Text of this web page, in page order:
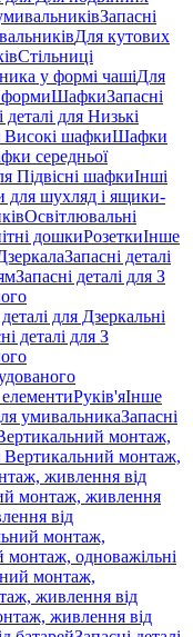
Запасні
Для кутових
Стільниці
у формі чашіДля
формиШафкиЗапасні
деталі для Низькі
Високі шафкиШафки
середньої
Підвісні шафкиІнші
для шухляд і ящики-
Освітлювальні
дошкиРозеткиІнше
Запасні деталі
Запасні деталі для З
для Дзеркальні
деталі для З
Руків'яІнше
умивальникаЗапасні
монтаж,
Вертикальний монтаж,
живлення від
монтаж, живлення
від
монтаж,
монтаж, одноважільні
монтаж,
живлення від
живлення від